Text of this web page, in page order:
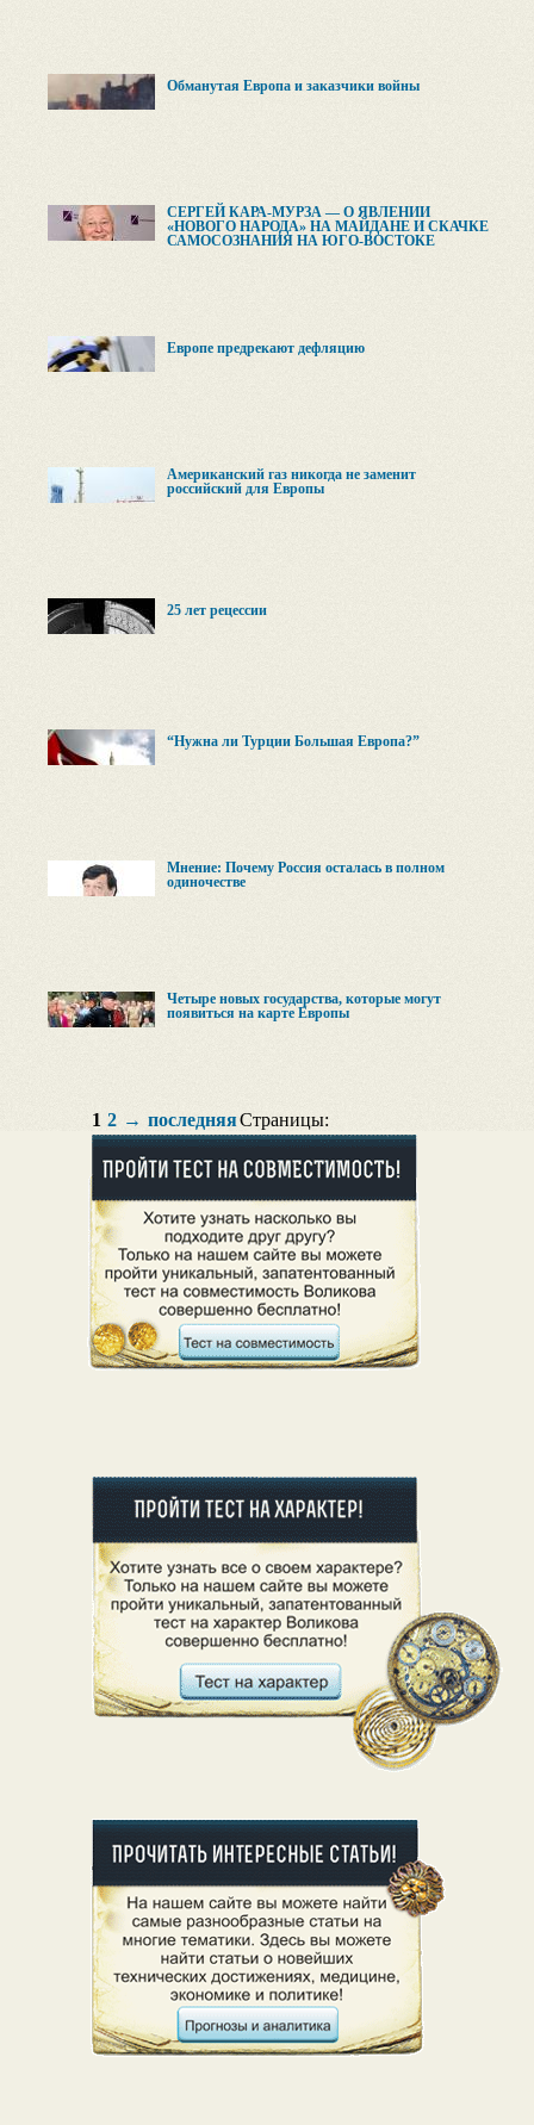
Обманутая Европа и заказчики войны
СЕРГЕЙ КАРА-МУРЗА — О ЯВЛЕНИИ
«НОВОГО НАРОДА» НА МАЙДАНЕ И СКАЧКЕ
САМОСОЗНАНИЯ НА ЮГО-ВОСТОКЕ
Европе предрекают дефляцию
Американский газ никогда не заменит
российский для Европы
25 лет рецессии
“Нужна ли Турции Большая Европа?”
Мнение: Почему Россия осталась в полном
одиночестве
Четыре новых государства, которые могут
появиться на карте Европы
Страницы:
1 2 → последняя